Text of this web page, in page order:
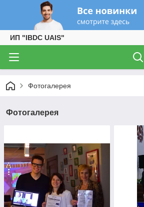
ИП "IBDC UAIS"
Фотогалерея
Фотогалерея